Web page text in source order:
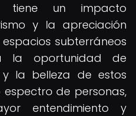
tiene un impacto
y la apreciación
subterráneos
la oportunidad de
la belleza de estos
de personas,
entendimiento y